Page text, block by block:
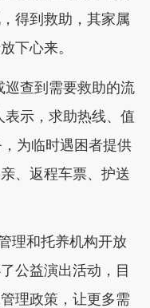
得到救助，其家属
下心来。
查到需要救助的流
表示，求助热线、值
为临时遇困者提供
、返程车票、护送
和托养机构开放
公益演出活动，目
理政策，让更多需